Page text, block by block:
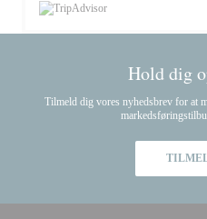
Hold dig
Tilmeld dig vores nyhedsbrev for at